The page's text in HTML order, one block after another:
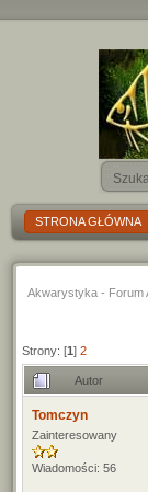
STRONA GŁÓWNA
Akwarystyka - Forum
Strony: [1] 2
Autor
Tomczyn
Zainteresowany
Wiadomości: 56